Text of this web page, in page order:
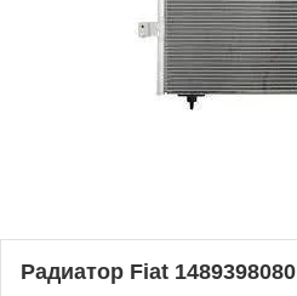
Радиатор Fiat 1489398080